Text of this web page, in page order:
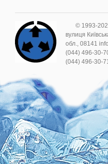
© 1993-
вулиця
обл., 08141
(044) 496-30-
(044) 496-30-